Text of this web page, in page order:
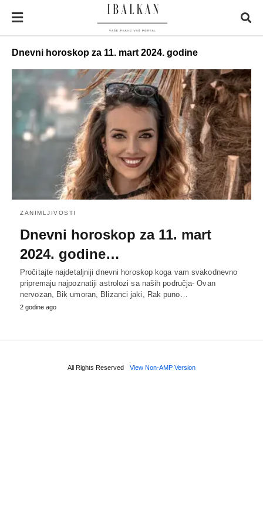
Dnevni horoskop za 11. mart 2024. godine
ZANIMLJIVOSTI
Dnevni horoskop za 11. mart
2024. godine…
Pročitajte najdetaljniji dnevni horoskop koga vam svakodnevno
pripremaju najpoznatiji astrolozi sa naših područja- Ovan
nervozan, Bik umoran, Blizanci jaki, Rak puno…
2 godine ago
All Rights Reserved View Non-AMP Version